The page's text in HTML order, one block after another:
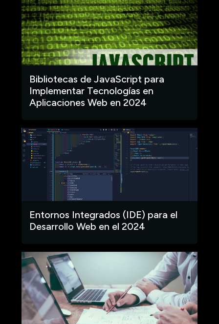
Bibliotecas de JavaScript para
Implementar Tecnologías en
Aplicaciones Web en 2024
Entornos Integrados (IDE) para el
Desarrollo Web en el 2024